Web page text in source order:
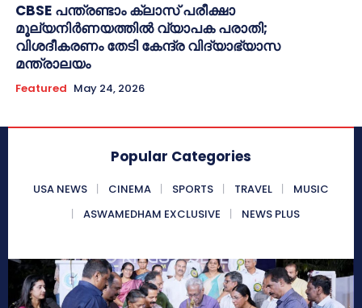
CBSE പന്ത്രണ്ടാം ക്ലാസ് പരീക്ഷാ
മൂല്യനിർണയത്തിൽ വ്യാപക പരാതി;
വിശദീകരണം തേടി കേന്ദ്ര വിദ്യാഭ്യാസ
മന്ത്രാലയം
Featured May 24, 2026
Popular Categories
USA NEWS CINEMA SPORTS TRAVEL
MUSIC
ASWAMEDHAM EXCLUSIVE
NEWS PLUS